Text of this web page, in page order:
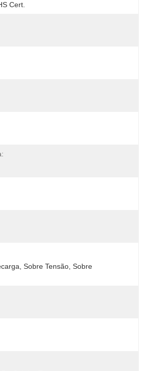
Cert.
Sobre Tensão, Sobre